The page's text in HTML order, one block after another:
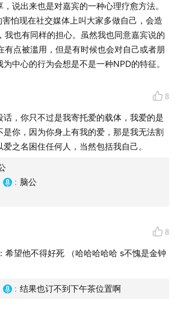
说出来也是对嘉宾的一种心理疗愈方法。
怕现在社交媒体上叫大家多做自己，会造
我也有同样的担心。虽然我也同意嘉宾说的
有点被滥用，但是有时候也会对自己或者朋
中心的行为会想是不是一种NPD的特征。
8
话，你只不过是我寄托爱的载体，我爱的是
是你，因为你身上有我的爱，那是我无法割
之名困住任何人，当然包括我自己。
: 脑公
8
希望他不得好死 （哈哈哈哈哈 s不愧是金钟
: 结果也订不到下午茶位置啊